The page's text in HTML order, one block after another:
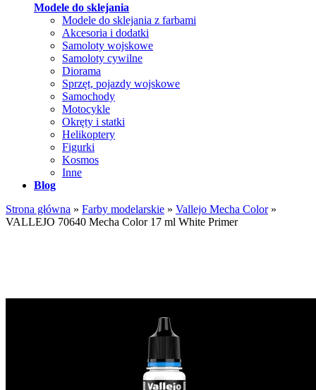
Modele do sklejania
Modele do sklejania z farbami
Akcesoria i dodatki
Samoloty wojskowe
Samoloty cywilne
Diorama
Sprzęt, pojazdy wojskowe
Samochody
Motocykle
Okręty i statki
Helikoptery
Figurki
Kosmos
Inne
Blog
Strona główna » Farby modelarskie » Vallejo Mecha Color»
VALLEJO 70640 Mecha Color 17 ml White Primer